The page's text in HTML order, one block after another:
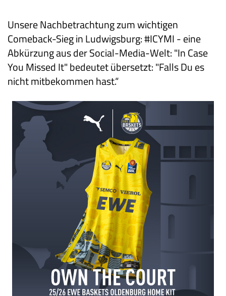
Unsere Nachbetrachtung zum wichtigen
Comeback-Sieg in Ludwigsburg: #ICYMI - eine
Abkürzung aus der Social-Media-Welt: "In Case
You Missed It" bedeutet übersetzt: "Falls Du es
nicht mitbekommen hast.“